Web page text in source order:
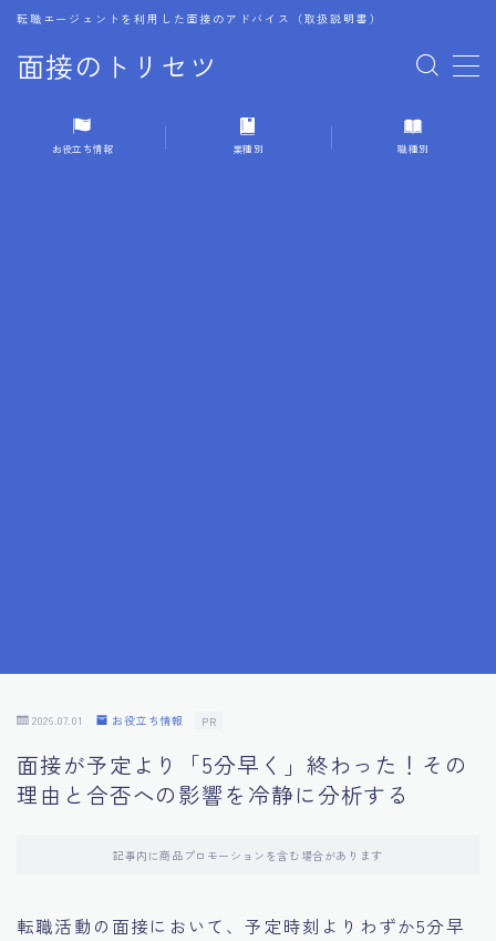
面接のトリセツ
転職エージェントを利用した面接のアドバイス（取扱説明書）
MENU
1.成功する面接戦略
10.フィードバックを活用する方法
11.オンライン面接の成功への鍵
お役立ち情報 業種別 職種別
2026.07.01 お役立ち情報 PR
面接が予定より「5分早く」終わった！その
理由と合否への影響を冷静に分析する
記事内に商品プロモーションを含む場合があります
転職活動の面接において、予定時刻よりわずか5分早